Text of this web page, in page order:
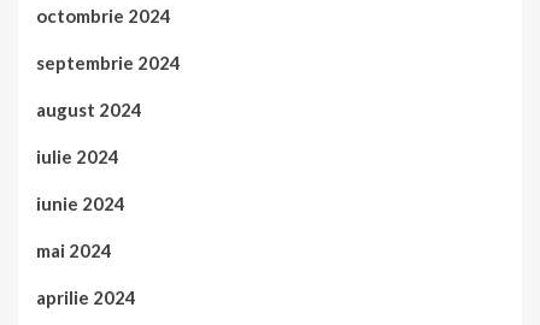
octombrie 2024
septembrie 2024
august 2024
iulie 2024
iunie 2024
mai 2024
aprilie 2024